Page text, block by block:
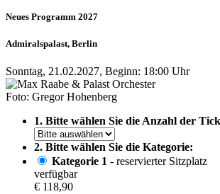
Neues Programm 2027
Admiralspalast, Berlin
Sonntag, 21.02.2027, Beginn: 18:00 Uhr
Foto: Gregor Hohenberg
1. Bitte wählen Sie die Anzahl der
2. Bitte wählen Sie die Kategorie:
Kategorie 1 - reservierter Sitzplatz
verfügbar
€ 118,90